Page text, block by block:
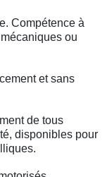
Compétence à
ou
et sans
de tous
disponibles pour